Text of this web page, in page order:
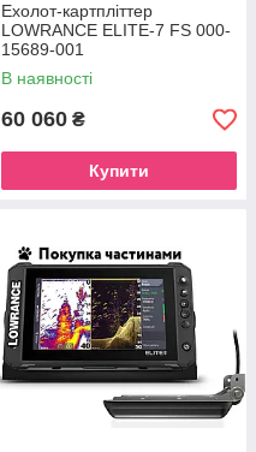
Ехолот-картпліттер
LOWRANCE ELITE-7 FS 000-
15689-001
В наявності
60 060 ₴
Купити